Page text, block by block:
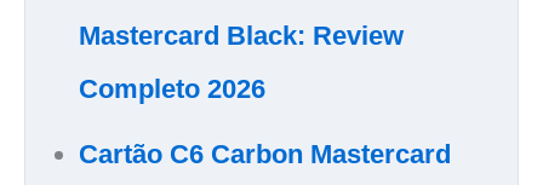
Mastercard Black: Review
Completo 2026
Cartão C6 Carbon Mastercard